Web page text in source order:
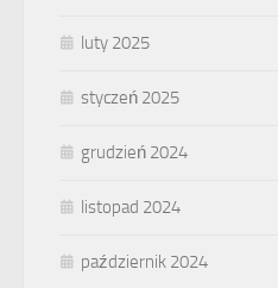
luty 2025
styczeń 2025
grudzień 2024
listopad 2024
październik 2024